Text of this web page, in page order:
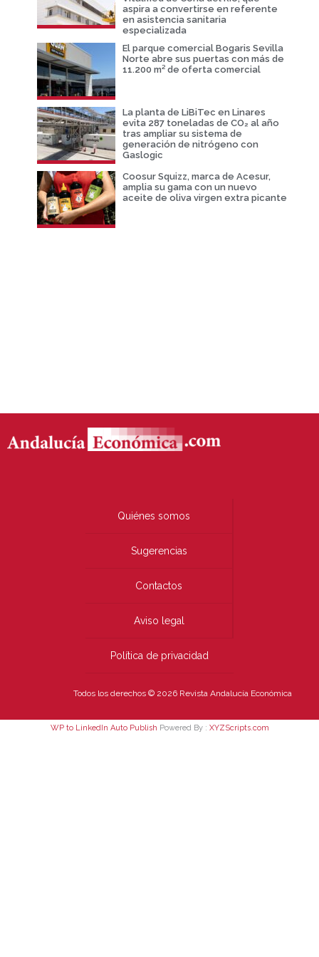
aspira a convertirse en referente
en asistencia sanitaria
especializada
El parque comercial Bogaris Sevilla
Norte abre sus puertas con más de
11.200 m² de oferta comercial
La planta de LiBiTec en Linares
evita 287 toneladas de CO₂ al año
tras ampliar su sistema de
generación de nitrógeno con
Gaslogic
Coosur Squizz, marca de Acesur,
amplia su gama con un nuevo
aceite de oliva virgen extra picante
Quiénes somos
Sugerencias
Contactos
Aviso legal
Política de privacidad
Todos los derechos © 2026 Revista Andalucía Económica
WP to LinkedIn Auto Publish Powered By : XYZScripts.com